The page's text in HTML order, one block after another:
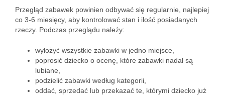
Przegląd zabawek powinien odbywać się regularnie, najlepiej
co 3-6 miesięcy, aby kontrolować stan i ilość posiadanych
rzeczy. Podczas przeglądu należy:
wyłożyć wszystkie zabawki w jedno miejsce,
poprosić dziecko o ocenę, które zabawki nadal są
lubiane,
podzielić zabawki według kategorii,
oddać, sprzedać lub przekazać te, którymi dziecko już